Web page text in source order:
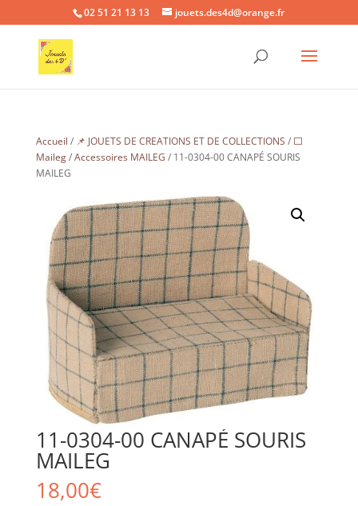
02 51 21 13 13 jouets.des4d@orange.fr
Accueil / 📌 JOUETS DE CREATIONS ET DE COLLECTIONS / ⬜
Maileg/Accessoires MAILEG / 11-0304-00 CANAPÉ SOURIS
MAILEG
11-0304-00 CANAPÉ SOURIS
MAILEG
18,00€